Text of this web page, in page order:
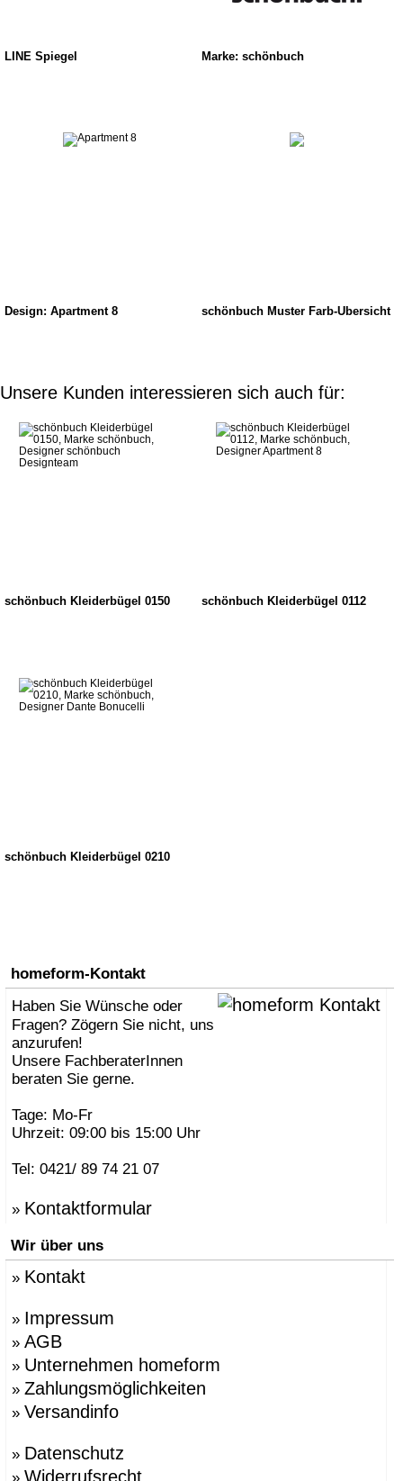
LINE Spiegel Marke: schönbuch
Design: Apartment 8 schönbuch Muster Farb-Übersicht
Unsere Kunden interessieren sich auch für:
schönbuch Kleiderbügel 0150 schönbuch Kleiderbügel 0112
schönbuch Kleiderbügel 0210
homeform-Kontakt
Haben Sie Wünsche oder
Fragen? Zögern Sie nicht, uns
anzurufen!
Unsere FachberaterInnen
beraten Sie gerne.
Tage: Mo-Fr
Uhrzeit: 09:00 bis 15:00 Uhr
Tel: 0421/ 89 74 21 07
» Kontaktformular
Wir über uns
» Kontakt
» Impressum
» AGB
» Unternehmen homeform
» Zahlungsmöglichkeiten
» Versandinfo
» Datenschutz
» Widerrufsrecht